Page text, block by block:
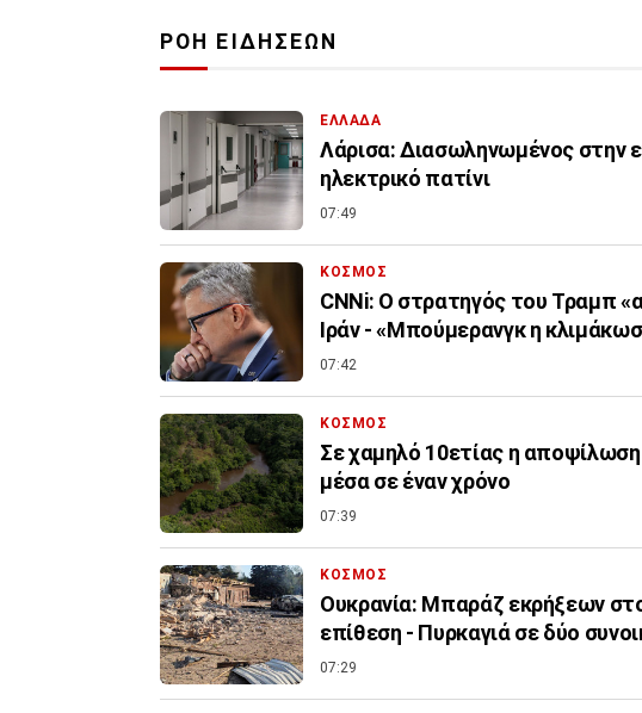
ΡΟΗ ΕΙΔΗΣΕΩΝ
ΕΛΛΑΔΑ
Λάρισα: Διασωληνωμένος στην
ηλεκτρικό πατίνι
07:49
ΚΟΣΜΟΣ
CNNi: Ο στρατηγός του Τραμπ
Ιράν - «Μπούμερανγκ η
07:42
ΚΟΣΜΟΣ
Σε χαμηλό 10ετίας η
μέσα σε έναν χρόνο
07:39
ΚΟΣΜΟΣ
Ουκρανία: Μπαράζ εκρήξεων
επίθεση - Πυρκαγιά σε δύο
07:29